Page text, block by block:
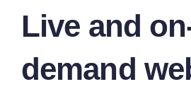
Live and
demand